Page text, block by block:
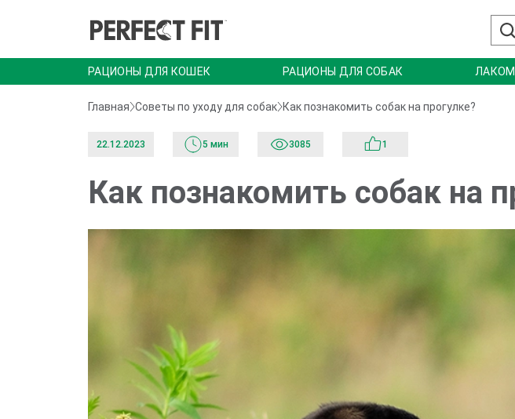
РАЦИОНЫ ДЛЯ КОШЕК РАЦИОНЫ ДЛЯ СОБАК
Главная Советы по уходу для собак Как познакомить собак на прогулке?
22.12.2023 5 мин 3085 1
Как познакомить собак на